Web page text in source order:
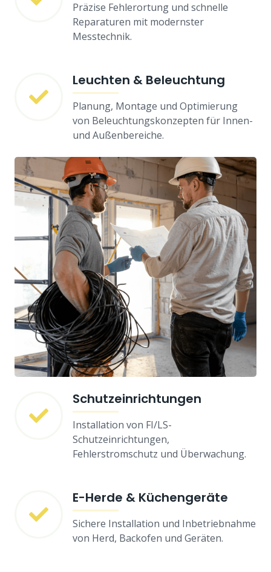
Präzise Fehlerortung und schnelle
Reparaturen mit modernster
Messtechnik.
Leuchten & Beleuchtung
Planung, Montage und Optimierung
von Beleuchtungskonzepten für Innen-
und Außenbereiche.
Schutzeinrichtungen
Installation von FI/LS-
Schutzeinrichtungen,
Fehlerstromschutz und Überwachung.
E-Herde & Küchengeräte
Sichere Installation und Inbetriebnahme
von Herd, Backofen und Geräten.